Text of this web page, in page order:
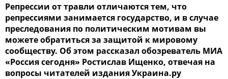
Репрессии от травли отличаются тем, что
репрессиями занимается государство, и в случае
преследования по политическим мотивам вы
можете обратиться за защитой к мировому
сообществу. Об этом рассказал обозреватель МИА
«Россия сегодня» Ростислав Ищенко, отвечая на
вопросы читателей издания Украина.ру